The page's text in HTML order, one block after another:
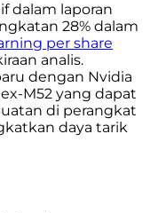
dalam laporan
28% dalam
per share
analis.
dengan Nvidia
M52 yang dapat
di perangkat
daya tarik